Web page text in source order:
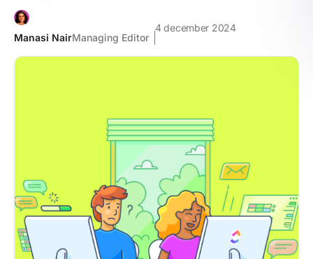
Manasi NairManaging Editor
4 december 2024